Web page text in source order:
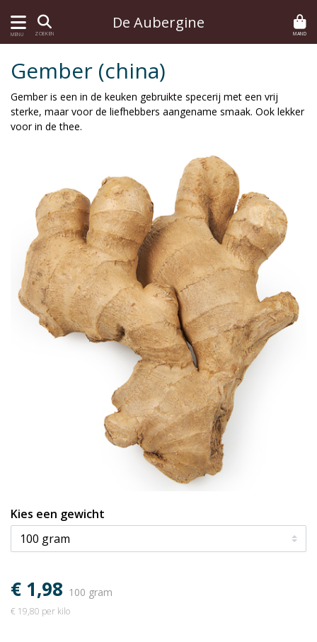
MENU ZOEKEN
De Aubergine
MAND
Gember (china)
Gember is een in de keuken gebruikte specerij met een vrij
sterke, maar voor de liefhebbers aangename smaak. Ook lekker
voor in de thee.
Kies een gewicht
€ 1,98 100 gram
€ 19,80 per kilo